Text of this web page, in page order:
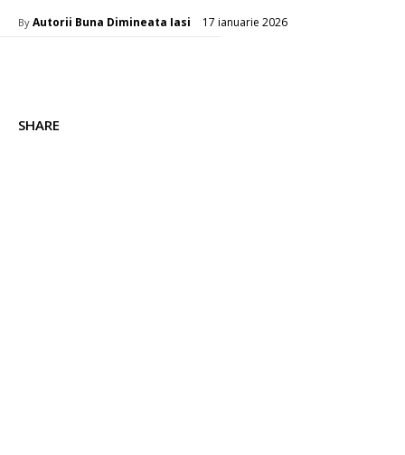
By Autorii Buna Dimineata Iasi 17 ianuarie 2026
SHARE